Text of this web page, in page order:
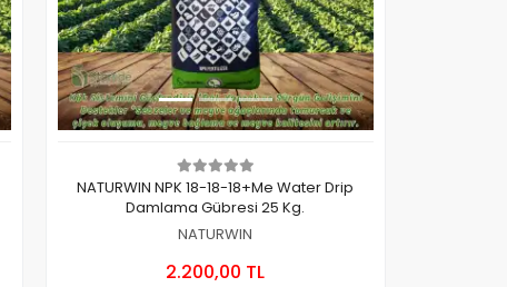
NATURWIN NPK 18-18-18+Me Water Drip
Damlama Gübresi 25 Kg.
NATURWIN
2.200,00 TL